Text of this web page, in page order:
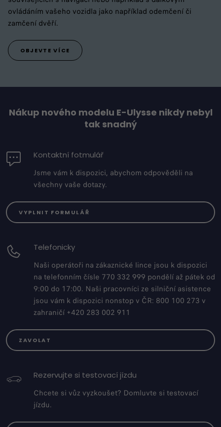
ovládáním vašeho vozidla jako například odemčení či
zamčení dvěří.
OBJEVTE VÍCE
Nákup nového modelu E-Ulysse nikdy nebyl
tak snadný
Kontaktní fotmulář
Jsme vám k dispozici, abychom odpověděli na
všechny vaše dotazy.
VYPLNIT FORMULÁŘ
Telefonicky
Naši operátoři na zákaznické lince jsou k dispozici
na telefonním čísle 770 332 999 pondělí až pátek od
9:00 do 17:00. Naši pracovníci ze silniční asistence
jsou vám k dispozici nonstop v ČR: 800 100 273 v
zahraničí +420 283 002 911
ZAVOLAT
Rezervujte si testovací jízdu
Chcete si vůz vyzkoušet? Domluvte si testovací
jízdu.